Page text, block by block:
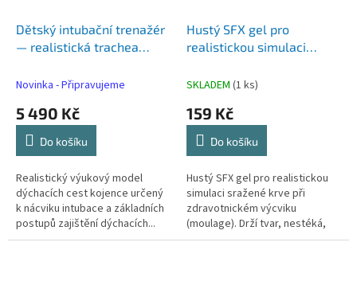
Dětský intubační trenažér
— realistická trachea
Novinka - Připravujeme
5 490 Kč
Do košíku
Realistický výukový model
dýchacích cest kojence určený
k nácviku intubace a základních
postupů zajištění dýchacích...
Hustý SFX gel pro
realistickou simulaci
SKLADEM (1 ks)
159 Kč
Do košíku
Hustý SFX gel pro realistickou
simulaci sražené krve při
zdravotnickém výcviku
(moulage). Drží tvar, nestéká,
vhodný...